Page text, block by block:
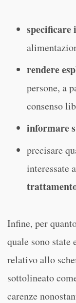
specificare
rendere
persone, a
consenso
informare
precisare
interessate
Infine, per
quale sono state
relativo allo
sottolineato
carenze